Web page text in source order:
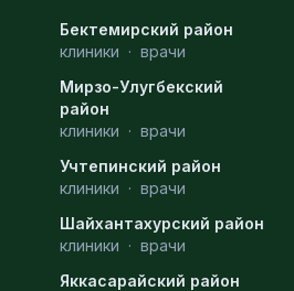
Бектемирский район
клиники · врачи
Мирзо-Улугбекский
район
клиники · врачи
Учтепинский район
клиники · врачи
Шайхантахурский район
клиники · врачи
Яккасарайский район